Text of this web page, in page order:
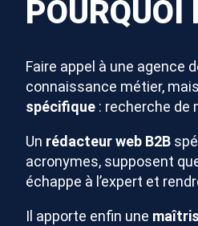
Faire appel à une agence
connaissance métier,
spécifique : recherche de
Un rédacteur web B2B
acronymes, supposent
échappe à l’expert et
Il apporte enfin une